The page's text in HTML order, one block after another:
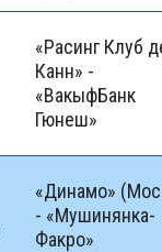
«Расинг Клуб
Канн» -
«ВакыфБанк
Гюнеш»
«Динамо»
- «Мушинянка-
Факро»